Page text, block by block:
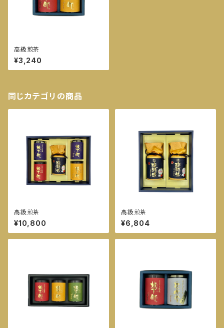
高級煎茶
¥3,240
同じカテゴリの商品
高級煎茶
¥10,800
高級煎茶
¥6,804